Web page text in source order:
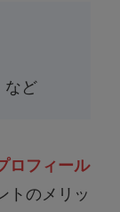
ど
ロフィール
トのメリッ